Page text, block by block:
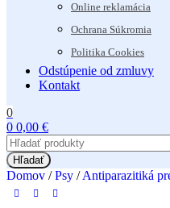
Online reklamácia
Ochrana Súkromia
Politika Cookies
Odstúpenie od zmluvy
Kontakt
0
0 0,00 €
Hľadať
Domov / Psy / Antiparazitiká